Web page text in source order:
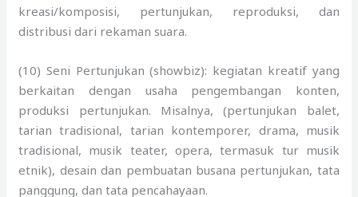
kreasi/komposisi, pertunjukan, reproduksi, dan
distribusi dari rekaman suara.
(10) Seni Pertunjukan (showbiz): kegiatan kreatif yang
berkaitan dengan usaha pengembangan konten,
produksi pertunjukan. Misalnya, (pertunjukan balet,
tarian tradisional, tarian kontemporer, drama, musik
tradisional, musik teater, opera, termasuk tur musik
etnik), desain dan pembuatan busana pertunjukan, tata
panggung, dan tata pencahayaan.